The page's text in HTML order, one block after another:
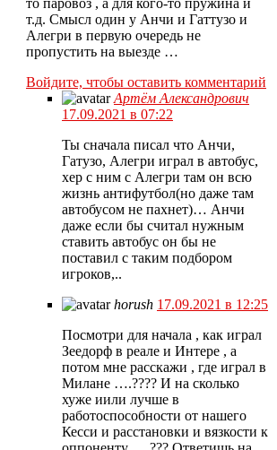
то паровоз , а для кого-то пружина и
т.д. Смысл один у Анчи и Гаттузо и
Алегри в первую очередь не
пропустить на выезде …
Войдите, чтобы оставить комментарий
Артём Александрович
17.09.2021 в 07:22
Ты сначала писал что Анчи,
Гатузо, Алегри играл в автобус,
хер с ним с Алегри там он всю
жизнь антифутбол(но даже там
автобусом не пахнет)… Анчи
даже если бы считал нужным
ставить автобус он бы не
поставил с таким подбором
игроков,..
horush 17.09.2021 в 12:25
Посмотри для начала , как играл
Зеедорф в реале и Интере , а
потом мне расскажи , где играл в
Милане ….???? И на сколько
хуже иили лучше в
работоспособности от нашего
Кесси и расстановки и вязкости к